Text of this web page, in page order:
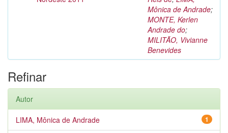
Mônica de Andrade;
MONTE, Kerlen
Andrade do;
MILITÃO, Vivianne
Benevides
Refinar
Autor
1
LIMA, Mônica de Andrade